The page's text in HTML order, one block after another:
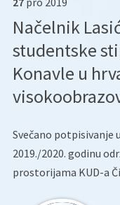
Načelnik
studentske
Konavle u
Svečano potpisivanje
2019./2020. godinu
prostorijama KUD-a